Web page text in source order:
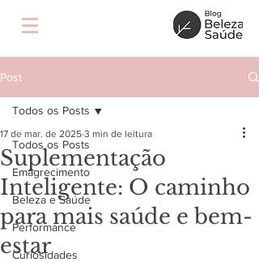
Post
Todos os Posts
Emagrecimento
Beleza e Saúde
Performance
Curiosidades
Todos os Posts
Suplementação
Inteligente: O caminho
para mais saúde e bem-
estar
17 de mar. de 2025 3 min de leitura